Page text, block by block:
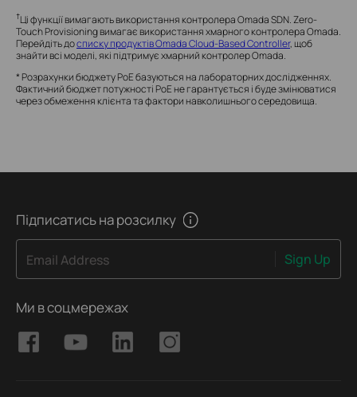
†Ці функції вимагають використання контролера Omada SDN. Zero-
Touch Provisioning вимагає використання хмарного контролера Omada.
Перейдіть досписку продуктів Omada Cloud-Based Controller, щоб
знайти всі моделі, які підтримує хмарний контролер Omada.
* Розрахунки бюджету PoE базуються на лабораторних дослідженнях.
Фактичний бюджет потужності PoE не гарантується і буде змінюватися
через обмеження клієнта та фактори навколишнього середовища.
Підписатись на розсилку
Email Address Sign Up
Ми в соцмережах